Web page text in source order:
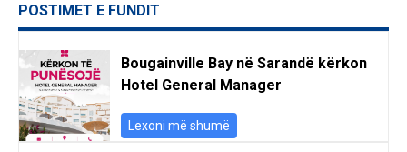
POSTIMET E FUNDIT
Bougainville Bay në Sarandë kërkon
Hotel General Manager
Lexoni më shumë